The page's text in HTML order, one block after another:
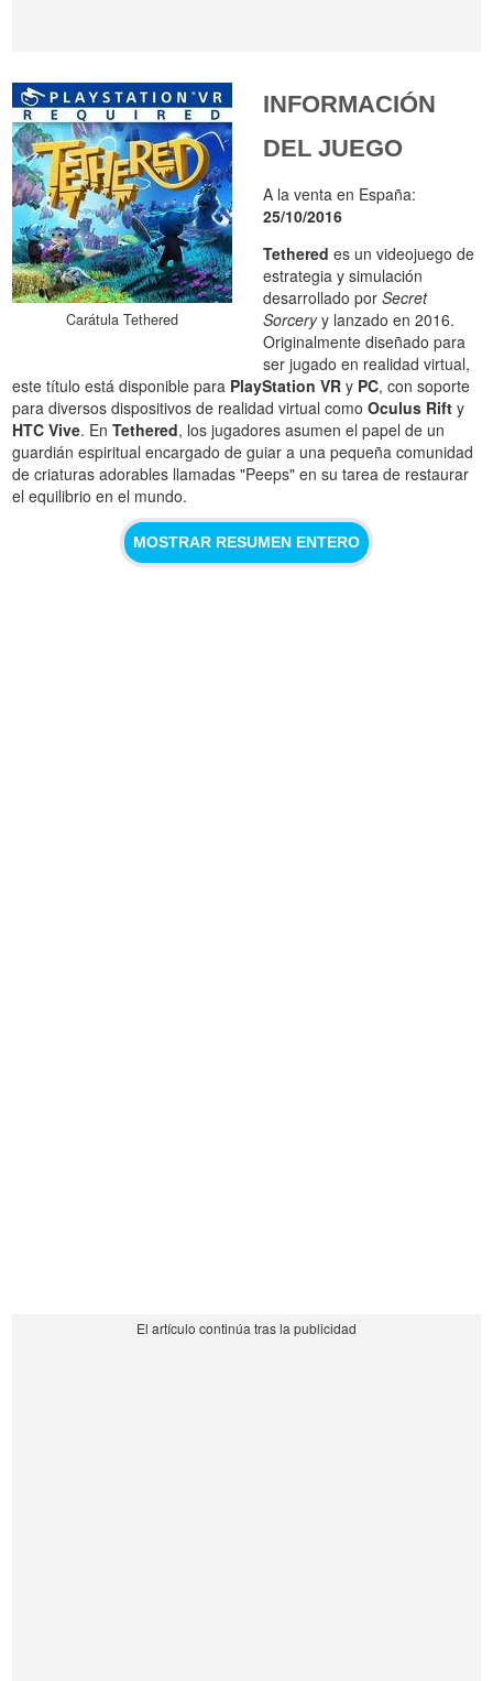
Carátula Tethered
INFORMACIÓN
DEL JUEGO
A la venta en España:
25/10/2016
Tethered es un videojuego de
estrategia y simulación
desarrollado porSecret
Sorceryy lanzado en 2016.
Originalmente diseñado para
ser jugado en realidad virtual,
este título está disponible para PlayStation VR y PC, con soporte
para diversos dispositivos de realidad virtual comoOculus Rift y
HTC Vive. EnTethered, los jugadores asumen el papel de un
guardián espiritual encargado de guiar a una pequeña comunidad
de criaturas adorables llamadas "Peeps" en su tarea de restaurar
el equilibrio en el mundo.
MOSTRAR RESUMEN ENTERO